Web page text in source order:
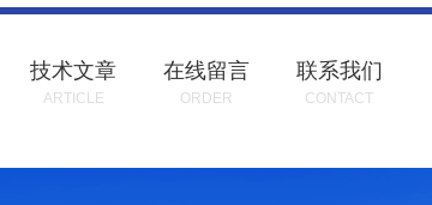
技术文章
ARTICLE
在线留言
ORDER
联系我们
CONTACT